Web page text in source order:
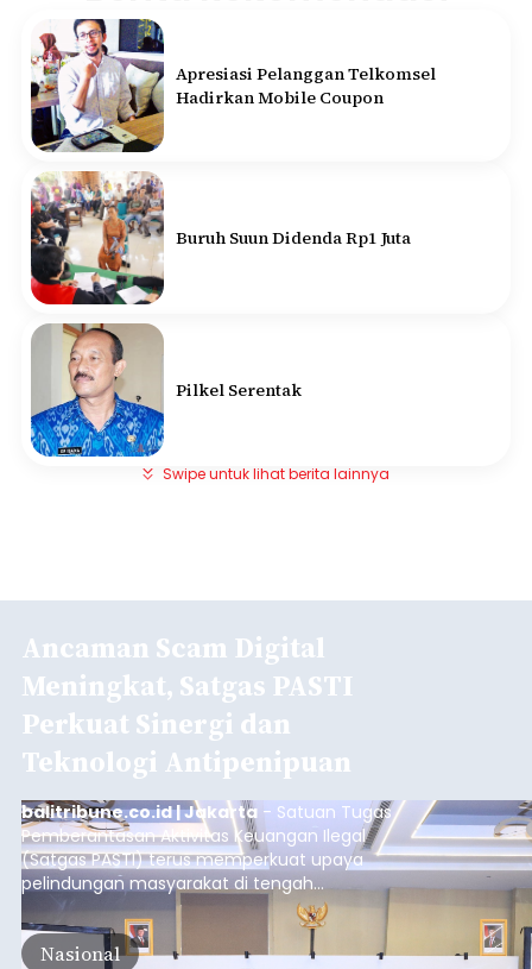
Apresiasi Pelanggan Telkomsel
Hadirkan Mobile Coupon
Buruh Suun Didenda Rp1 Juta
Pilkel Serentak
Swipe untuk lihat berita lainnya
Ancaman Scam Digital
Meningkat, Satgas PASTI
Perkuat Sinergi dan
Teknologi Antipenipuan
balitribune.co.id | Jakarta - Satuan Tugas
Pemberantasan Aktivitas Keuangan Ilegal
(Satgas PASTI) terus memperkuat upaya
pelindungan masyarakat di tengah
meningkatnya ancaman penipuan digital yang
semakin kompleks.
Nasional